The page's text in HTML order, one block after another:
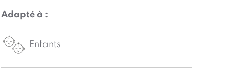
Adapté à :
Enfants